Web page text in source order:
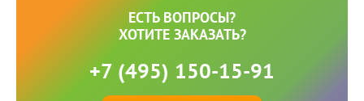
ЕСТЬ ВОПРОСЫ?
ХОТИТЕ ЗАКАЗАТЬ?
+7 (495) 150-15-91